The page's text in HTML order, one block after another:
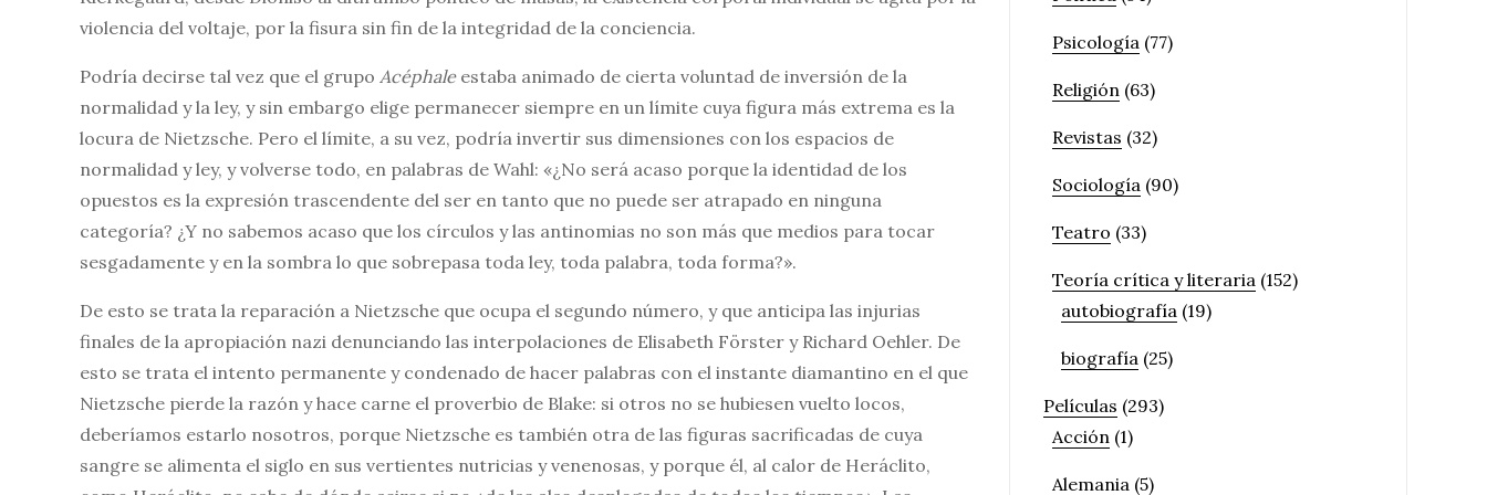
violencia del voltaje, por la fisura sin fin de la integridad de la conciencia.
Podría decirse tal vez que el grupo Acéphaleestaba animado de cierta voluntad de inversión de la
normalidad y la ley, y sin embargo elige permanecer siempre en un límite cuya figura más extrema es la
locura de Nietzsche. Pero el límite, a su vez, podría invertir sus dimensiones con los espacios de
normalidad y ley, y volverse todo, en palabras de Wahl: «¿No será acaso porque la identidad de los
opuestos es la expresión trascendente del ser en tanto que no puede ser atrapado en ninguna
categoría? ¿Y no sabemos acaso que los círculos y las antinomias no son más que medios para tocar
sesgadamente y en la sombra lo que sobrepasa toda ley, toda palabra, toda forma?».
De esto se trata la reparación a Nietzsche que ocupa el segundo número, y que anticipa las injurias
finales de la apropiación nazi denunciando las interpolaciones de Elisabeth Förster y Richard Oehler. De
esto se trata el intento permanente y condenado de hacer palabras con el instante diamantino en el que
Nietzsche pierde la razón y hace carne el proverbio de Blake: si otros no se hubiesen vuelto locos,
deberíamos estarlo nosotros, porque Nietzsche es también otra de las figuras sacrificadas de cuya
sangre se alimenta el siglo en sus vertientes nutricias y venenosas, y porque él, al calor de Heráclito,
Psicología (77)
Religión (63)
Revistas (32)
Sociología (90)
Teatro (33)
Teoría crítica y literaria (152)
autobiografía (19)
biografía (25)
Películas (293)
Acción (1)
Alemania (5)